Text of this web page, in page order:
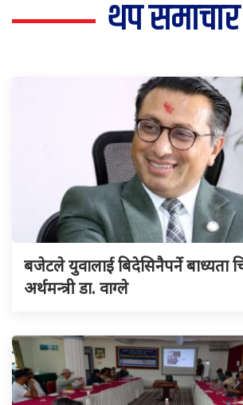
थप समाचार
बजेटले युवालाई बिदेसिनैपर्ने बाध्यता
अर्थमन्त्री डा. वाग्ले